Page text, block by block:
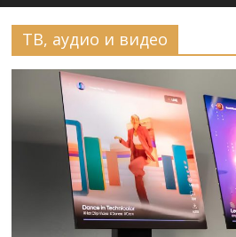
ТВ, аудио и видео